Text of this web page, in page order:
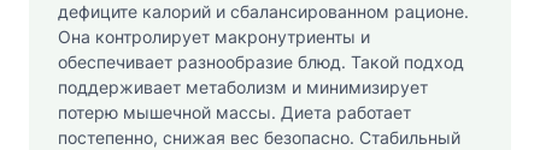
дефиците калорий и сбалансированном рационе.
Она контролирует макронутриенты и
обеспечивает разнообразие блюд. Такой подход
поддерживает метаболизм и минимизирует
потерю мышечной массы. Диета работает
постепенно, снижая вес безопасно. Стабильный